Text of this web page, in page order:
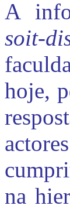
A
soit-
hoje,
na